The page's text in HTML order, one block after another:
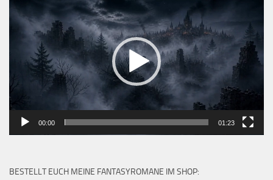
Player
00:00 01:23
BESTELLT EUCH MEINE FANTASYROMANE IM SHOP: